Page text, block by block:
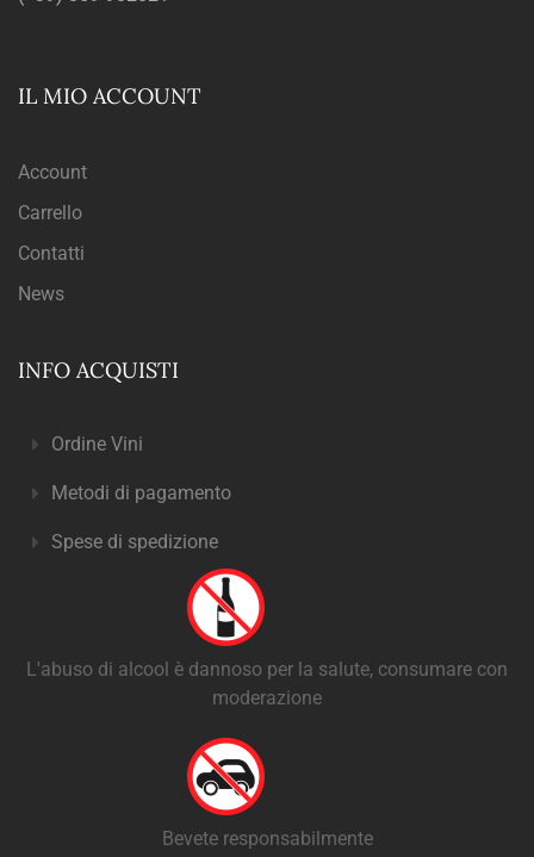
IL MIO ACCOUNT
Account
Carrello
Contatti
News
INFO ACQUISTI
Ordine Vini
Metodi di pagamento
Spese di spedizione
L'abuso di alcool è dannoso per la salute, consumare con
moderazione
Bevete responsabilmente